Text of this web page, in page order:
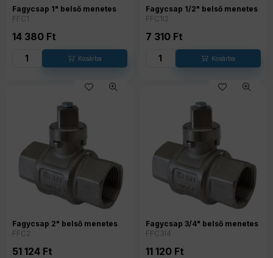
Fagycsap 1" belső menetes
FFC1
14 380 Ft
Fagycsap 1/2" belső menetes
FFC1I2
7 310 Ft
Fagycsap 2" belső menetes
FFC2
51 124 Ft
Fagycsap 3/4" belső menetes
FFC3I4
11 120 Ft